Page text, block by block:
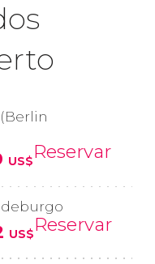
US$Reservar
US$Reservar